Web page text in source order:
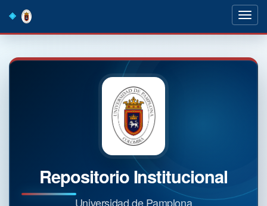
navigation
Repositorio Institucional
Universidad de Pamplona